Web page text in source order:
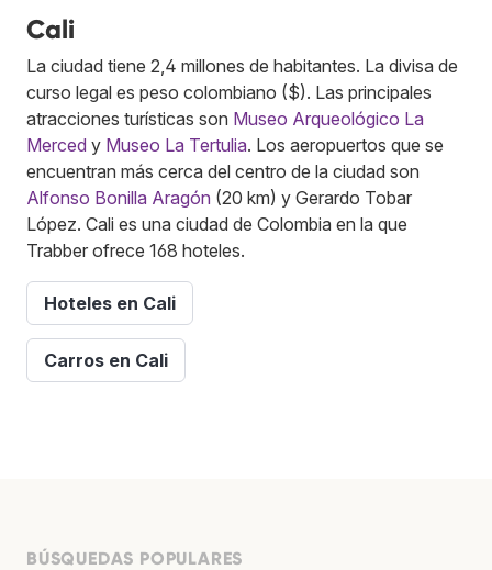
Cali
La ciudad tiene 2,4 millones de habitantes. La divisa de
curso legal es peso colombiano ($). Las principales
atracciones turísticas son Museo Arqueológico La
Merced y Museo La Tertulia. Los aeropuertos que se
encuentran más cerca del centro de la ciudad son
Alfonso Bonilla Aragón (20 km) y Gerardo Tobar
López. Cali es una ciudad de Colombia en la que
Trabber ofrece 168 hoteles.
Hoteles en Cali
Carros en Cali
BÚSQUEDAS POPULARES